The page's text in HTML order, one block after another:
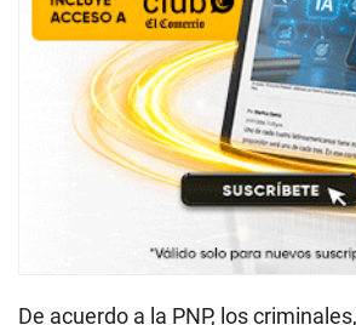
De acuerdo a la PNP, los